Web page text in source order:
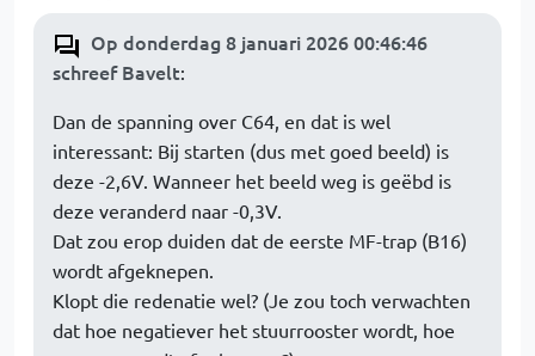
Op donderdag 8 januari 2026 00:46:46
schreef Bavelt:
Dan de spanning over C64, en dat is wel
interessant: Bij starten (dus met goed beeld) is
deze -2,6V. Wanneer het beeld weg is geëbd is
deze veranderd naar -0,3V.
Dat zou erop duiden dat de eerste MF-trap (B16)
wordt afgeknepen.
Klopt die redenatie wel? (Je zou toch verwachten
dat hoe negatiever het stuurrooster wordt, hoe